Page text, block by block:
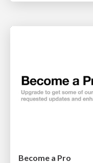
Become a Pro